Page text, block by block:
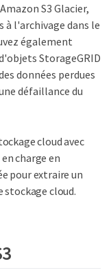
S3 Glacier,
à l'archivage dans le
également
StorageGRID
données perdues
défaillance du
cloud avec
charge en
pour extraire un
stockage cloud.